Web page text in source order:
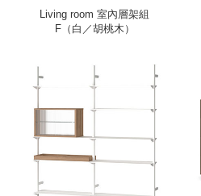
Living room 室內層架組
F（白／胡桃木）